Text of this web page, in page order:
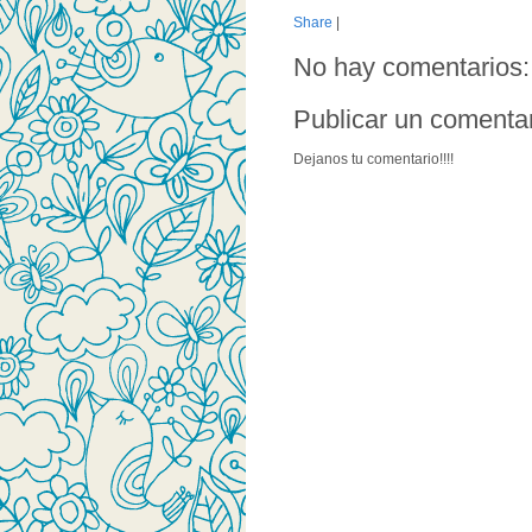
Share
No hay comentarios:
Publicar un
Dejanos tu comentario!!!!